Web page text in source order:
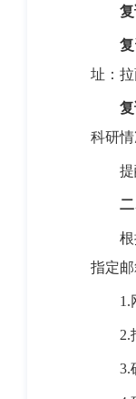
复
复
址：
复
科研
提醒
二
根据
指定
1.网
2.报
3.硕